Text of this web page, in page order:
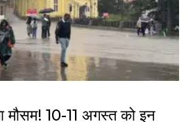
मौसम! 10-11 अगस्त को इन